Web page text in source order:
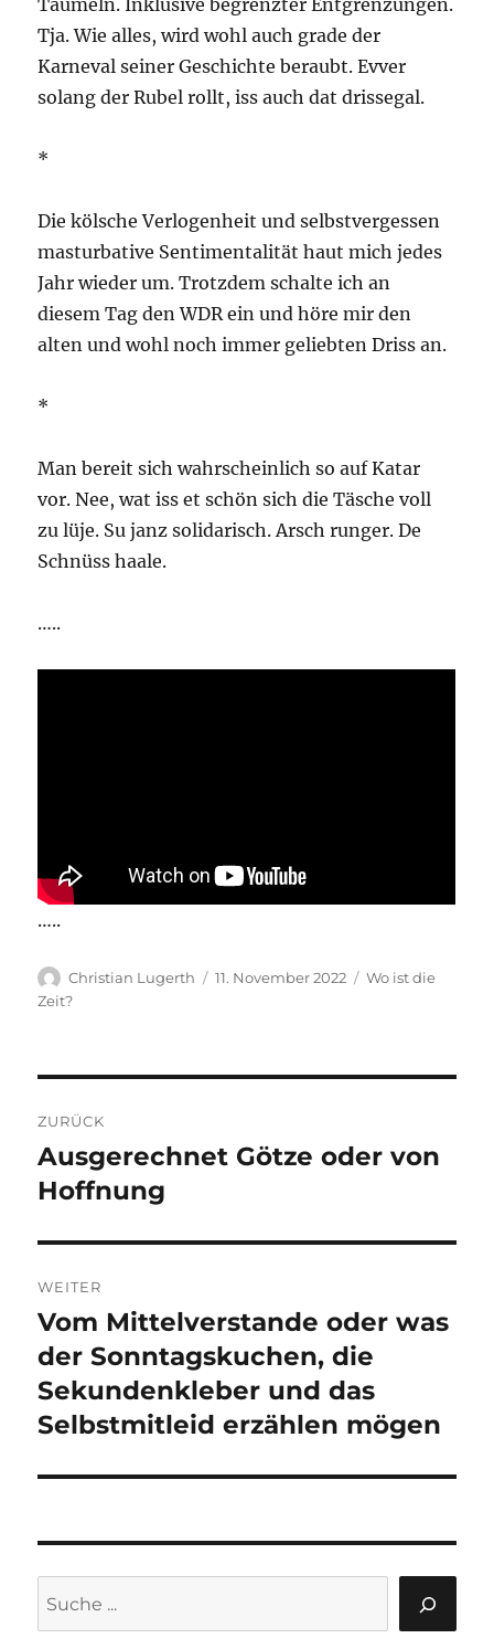
Tja. Wie alles, wird wohl auch grade der
Karneval seiner Geschichte beraubt. Evver
solang der Rubel rollt, iss auch dat drissegal.
*
Die kölsche Verlogenheit und selbstvergessen
masturbative Sentimentalität haut mich jedes
Jahr wieder um. Trotzdem schalte ich an
diesem Tag den WDR ein und höre mir den
alten und wohl noch immer geliebten Driss an.
*
Man bereit sich wahrscheinlich so auf Katar
vor. Nee, wat iss et schön sich die Täsche voll
zu lüje. Su janz solidarisch. Arsch runger. De
Schnüss haale.
…..
…..
Autor
Christian Lugerth
Veröffentlicht
11. November 2022 Kategorien
Wo ist die
Zeit?
ZURÜCK
Vorheriger
Beitrag:
Ausgerechnet Götze oder von
Hoffnung
WEITER
Nächster
Beitrag:
Vom Mittelverstande oder was
der Sonntagskuchen, die
Sekundenkleber und das
Selbstmitleid erzählen mögen